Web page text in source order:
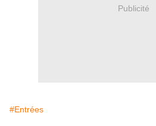
Publicité
#Entrées